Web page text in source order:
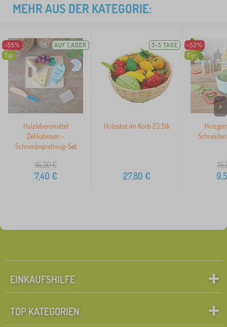
MEHR AUS DER KATEGORIE:
-55%
Tip
AUF LAGER
Holzlebensmittel
Delikatessen -
Schneidespielzeug-Set
16,30€
7,40 €
3-5 TAGE
Holzobst im Korb 23 Stk
27,80 €
-52%
Tip
>
EINKAUFSHILFE
TOP KATEGORIEN